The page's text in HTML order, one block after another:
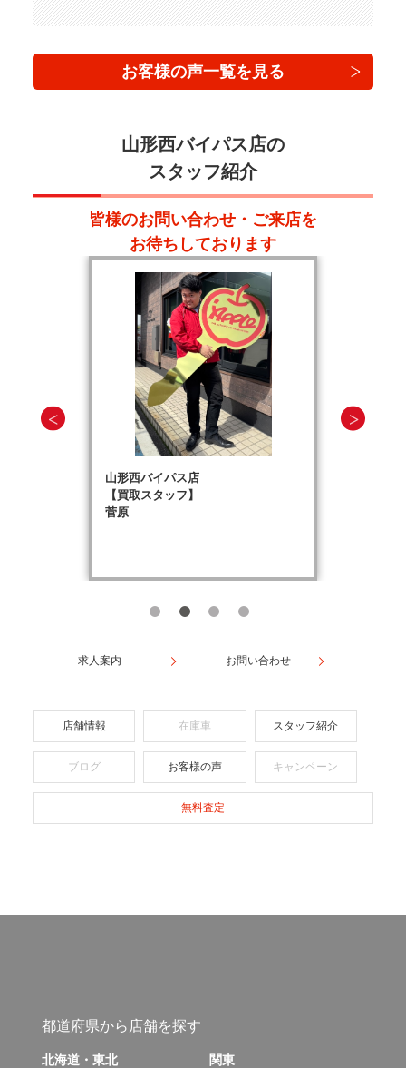
お客様の声一覧を見る
山形西バイパス店の
スタッフ紹介
皆様のお問い合わせ・ご来店を
お待ちしております
山形西バイパス店
【買取スタッフ】
菅原
求人案内 お問い合わせ
店舗情報 在庫車 スタッフ紹介
ブログ お客様の声 キャンペーン
無料査定
都道府県から店舗を探す
北海道・東北 関東